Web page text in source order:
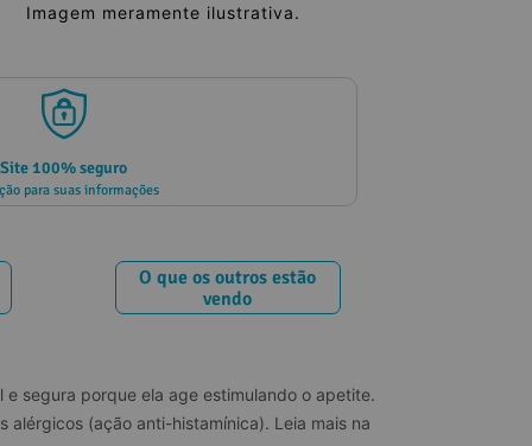
Imagem meramente ilustrativa.
Site 100% seguro
para suas informações
O que os outros estão
vendo
segura porque ela age estimulando o apetite.
alérgicos (ação anti-histamínica). Leia mais na